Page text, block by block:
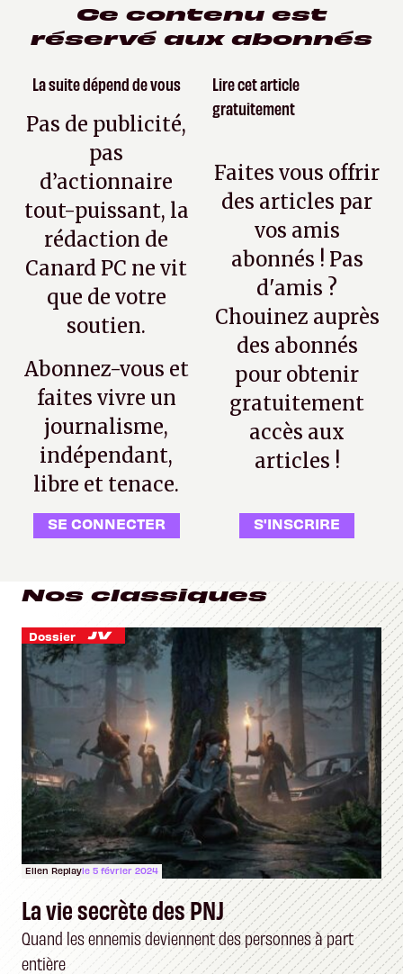
Ce contenu est
réservé aux abonnés
La suite dépend de vous
Pas de publicité,
pas
d’actionnaire
tout-puissant, la
rédaction de
Canard PC ne vit
que de votre
soutien.
Abonnez-vous et
faites vivre un
journalisme,
indépendant,
libre et tenace.
SE CONNECTER
Lire cet article
gratuitement
Faites vous offrir
des articles par
vos amis
abonnés ! Pas
d'amis ?
Chouinez auprès
des abonnés
pour obtenir
gratuitement
accès aux
articles !
S'INSCRIRE
Nos classiques
Dossier
Ellen Replayle 5 février 2024
La vie secrète des PNJ
Quand les ennemis deviennent des personnes à part
entière